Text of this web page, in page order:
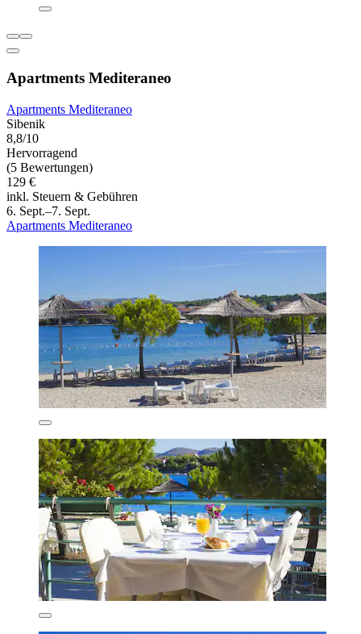
Apartments Mediteraneo
Apartments Mediteraneo
Sibenik
8,8/10
Hervorragend
(5 Bewertungen)
129 €
inkl. Steuern & Gebühren
6. Sept.–7. Sept.
Apartments Mediteraneo